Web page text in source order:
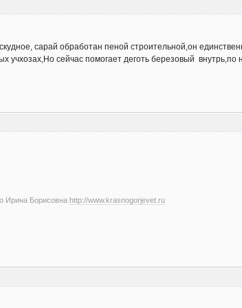
сарай обработан пеной строительной,он
учхозах,Но сейчас помогает деготь березовый
Ирина Борисовна http://www.krasnogorjevet.ru